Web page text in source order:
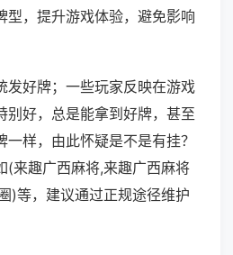
型，提升游戏体验，避免影响
发好牌；一些玩家反映在游戏
别好，总是能拿到好牌，甚至
样，由此怀疑是不是有挂？
(来趣广西麻将,来趣广西麻将
)等，建议通过正规途径维护